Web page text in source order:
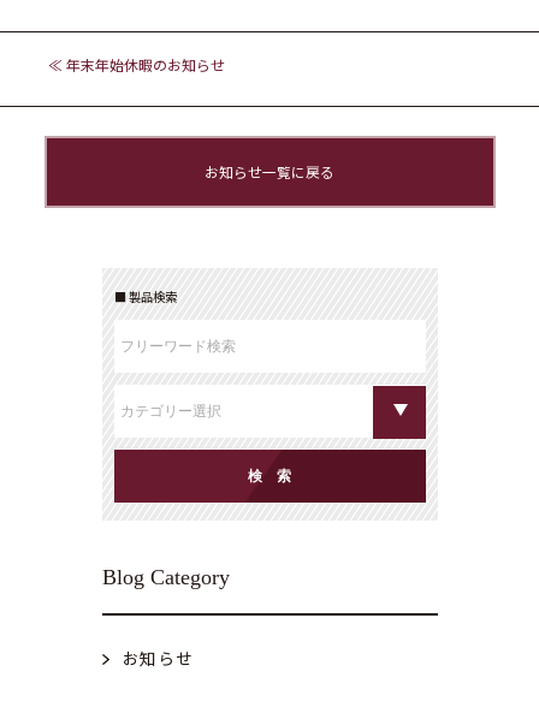
≪ 年末年始休暇のお知らせ
お知らせ一覧に戻る
製品検索
Blog Category
お知らせ